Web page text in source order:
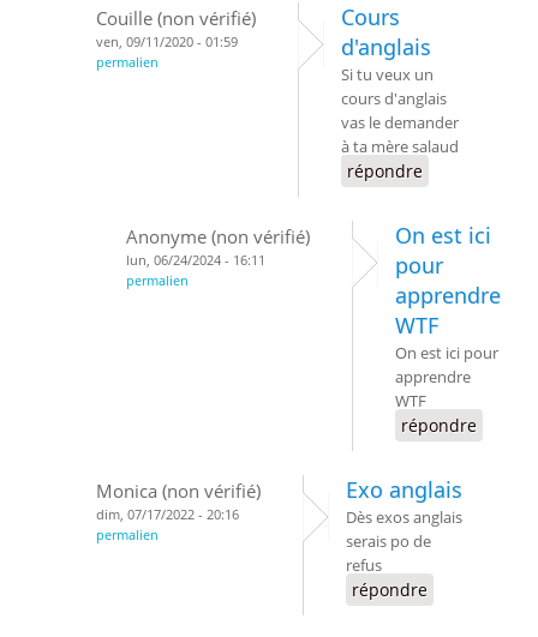
Couille (non vérifié)
ven, 09/11/2020 - 01:59
permalien
Cours
d'anglais
Si tu veux un
cours d'anglais
vas le demander
à ta mère salaud
répondre
Anonyme (non vérifié)
lun, 06/24/2024 - 16:11
permalien
On est ici
pour
apprendre
WTF
On est ici pour
apprendre
WTF
répondre
Monica (non vérifié)
dim, 07/17/2022 - 20:16
permalien
Exo anglais
Dès exos anglais
serais po de
refus
répondre